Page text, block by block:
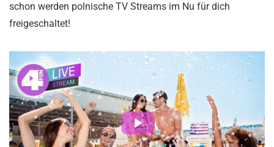
schon werden polnische TV Streams im Nu für dich
freigeschaltet!